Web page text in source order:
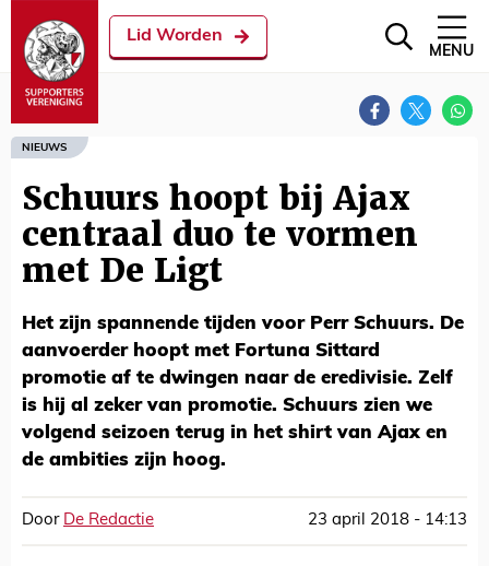
Lid Worden
MENU
NIEUWS
Schuurs hoopt bij Ajax
centraal duo te vormen
met De Ligt
Het zijn spannende tijden voor Perr Schuurs. De
aanvoerder hoopt met Fortuna Sittard
promotie af te dwingen naar de eredivisie. Zelf
is hij al zeker van promotie. Schuurs zien we
volgend seizoen terug in het shirt van Ajax en
de ambities zijn hoog.
Door De Redactie 23 april 2018 - 14:13